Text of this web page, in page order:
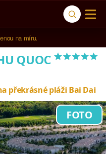
na míru.
QUOC*****
překrásné pláži Bai Dai
FOTO